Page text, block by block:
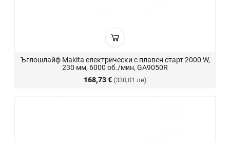
Ъглошлайф Makita електрически с плавен старт 2000 W,
230 мм, 6000 об./мин, GA9050R
168,73 € (330,01 лв)